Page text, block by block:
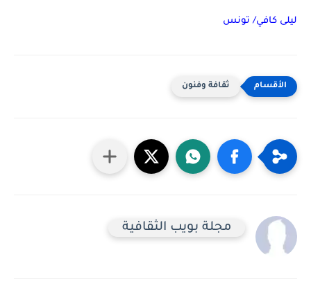
ليلى كافي/ تونس
ثقافة وفنون
مجلة بويب الثقافية